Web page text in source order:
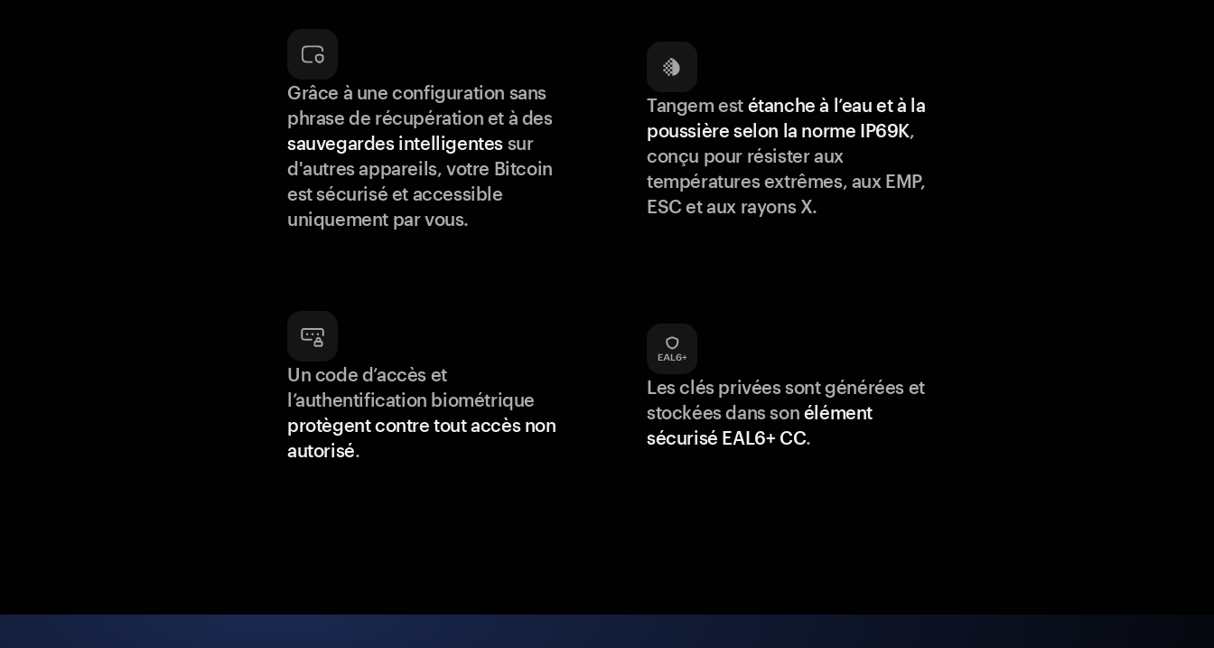
Grâce à une configuration sans
phrase de récupération et à des
sauvegardes intelligentes sur
d'autres appareils, votre Bitcoin
est sécurisé et accessible
uniquement par vous.
Tangem est étanche à l’eau et à la
poussière selon la norme IP69K,
conçu pour résister aux
températures extrêmes, aux EMP,
ESC et aux rayons X.
Un code d’accès et
l’authentification biométrique
protègent contre tout accès non
autorisé.
Les clés privées sont générées et
stockées dans son élément
sécurisé EAL6+ CC.